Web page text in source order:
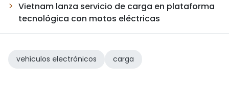
Vietnam lanza servicio de carga en plataforma
tecnológica con motos eléctricas
vehículos electrónicos carga